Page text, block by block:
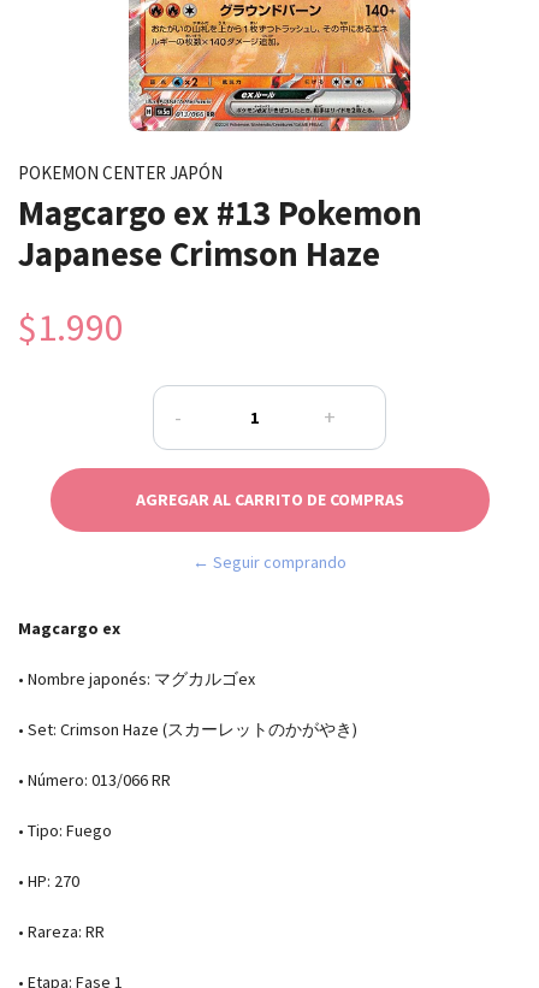
POKEMON CENTER JAPÓN
Magcargo ex #13 Pokemon
Japanese Crimson Haze
$1.990
- +
← Seguir comprando
Magcargo ex
• Nombre japonés: マグカルゴex
• Set: Crimson Haze (スカーレットのかがやき)
• Número: 013/066 RR
• Tipo: Fuego
• HP: 270
• Rareza: RR
• Etapa: Fase 1